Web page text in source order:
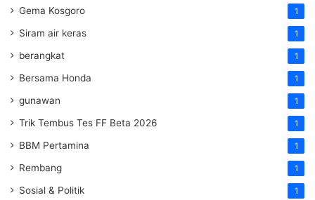
Gema Kosgoro 1
Siram air keras 1
berangkat 1
Bersama Honda 1
gunawan 1
Trik Tembus Tes FF Beta 2026 1
BBM Pertamina 1
Rembang 1
Sosial & Politik 1